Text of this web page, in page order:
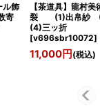
ル飾
寄
【茶道具】龍村
裂 (1)出帛紗
(4)三ッ折 *
[v696sbr10072]
11,000円 (税込)